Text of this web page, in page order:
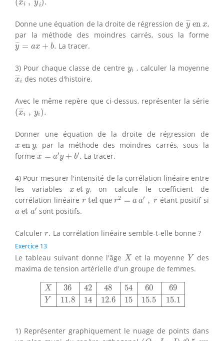
xi yi
Donne une équation de la droite de régression de ¯
¯¯
y en x
y¯
,
par la méthode des moindres carrés, sous la forme
¯
¯¯
y = ax + b.
y¯= ax +b. La tracer.
3) Pour chaque classe de centre yi
yi , calculer la moyenne
¯
¯¯
xi
x¯ ides notes d'histoire.
Avec le même repère que ci-dessus, représenter la série
(¯
¯¯
xi , yi).
(x¯i, yi ).
Donner une équation de la droite de régression de
x en y
x eny, par la méthode des moindres carrés, sous la
forme ¯
¯¯
x = a′y + b′.
x¯=a y+ b′. La tracer.
4) Pour mesurer l'intensité de la corrélation linéaire entre
les variablesx et y
x ety, on calcule le coefficient de
corrélation linéairer tel que r2 = a a′ , r
rtel quer2=aa r étant positif si
a et a′
aeta′sont positifs.
Calculer r.
r La corrélation linéaire semble-t-elle bonne ?
Exercice 13
Le tableau suivant donne l'âgeX
X et la moyenne Y
Ydes
maxima de tension artérielle d'un groupe de femmes.
X 36 42 48 54 60 69
Y 11.8 14 12.6 15 15.5 15.1
X364248546069Y11.81412.61515.515.1
1) Représenter graphiquement le nuage de points dans
(O, J) 0.5 cm